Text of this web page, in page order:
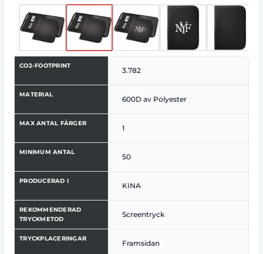
CO2-FOOTPRINT
3.782
MATERIAL
600D av Polyester
MAX ANTAL FÄRGER
1
MINIMUM ANTAL
50
PRODUCERAD I
KINA
REKOMMENDERAD
TRYCKMETOD
Screentryck
TRYCKPLACERINGAR
Framsidan